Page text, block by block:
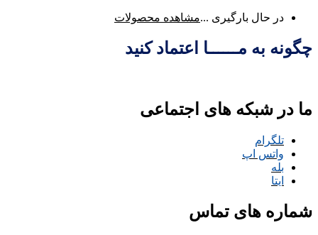
در حال بارگیری ...مشاهده محصولات
چگونه به مــــــا اعتماد کنید
ما در شبکه های اجتماعی
تلگرام
واتس اپ
بله
ایتا
شماره های تماس